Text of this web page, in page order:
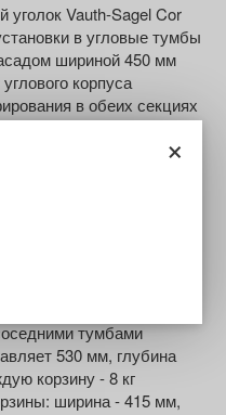
Vauth-Sagel Cor
в угловые тумбы
шириной 450 мм
корпуса
в обеих секциях
закрывание выдвижных
навесных сеток
внутреннее
комфортный доступ к
задействования
регулировка фасада
настроить
опрокидывания
открывания
тумбами
530 мм, глубина
корзину - 8 кг
ширина - 415 мм,
×